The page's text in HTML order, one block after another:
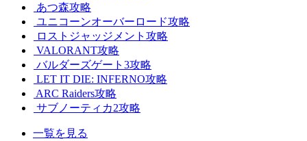
あつ森攻略
ユニコーンオーバーロード攻略
ロストジャッジメント攻略
VALORANT攻略
バルダーズゲート3攻略
LET IT DIE: INFERNO攻略
ARC Raiders攻略
サブノーティカ2攻略
一覧を見る